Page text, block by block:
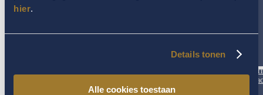
hier.
Details tonen
Alle cookies toestaan
CONTACT